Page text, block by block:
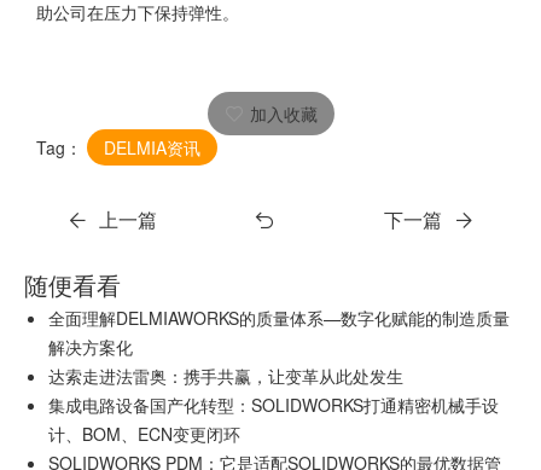
助公司在压力下保持弹性。
加入收藏
Tag：
DELMIA资讯
上一篇 下一篇
随便看看
全面理解DELMIAWORKS的质量体系—数字化赋能的制造质量
解决方案化
达索走进法雷奥：携手共赢，让变革从此处发生
集成电路设备国产化转型：SOLIDWORKS打通精密机械手设
计、BOM、ECN变更闭环
SOLIDWORKS PDM：它是适配SOLIDWORKS的最优数据管